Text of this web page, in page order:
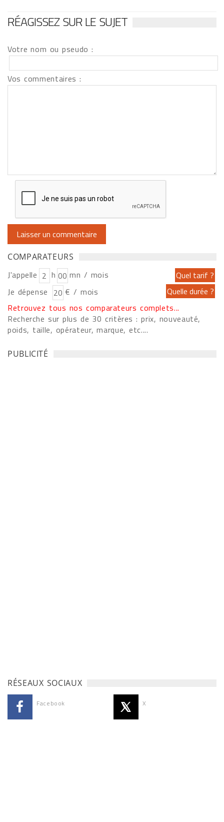
RÉAGISSEZ SUR LE SUJET
Votre nom ou pseudo :
Vos commentaires :
COMPARATEURS
J'appelle h
mn / mois
Je dépense
€ / mois
Retrouvez tous nos comparateurs complets...
Recherche sur plus de 30 critères : prix, nouveauté,
poids, taille, opérateur, marque, etc....
PUBLICITÉ
RÉSEAUX SOCIAUX
Facebook X